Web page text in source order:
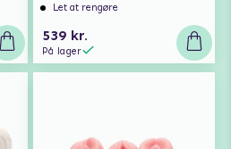
Let at rengøre
539 kr.
På lager